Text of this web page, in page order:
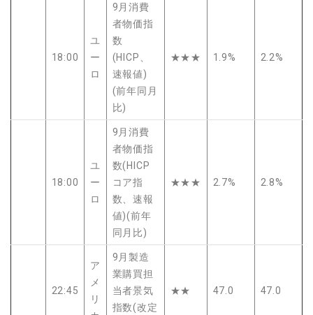
18:00
ユ
ー
ロ
9月消費
者物価指
数
(HICP、
速報値)
(前年同月
比)
★★★ 1.9% 2.2%
18:00
ユ
ー
ロ
9月消費
者物価指
数(HICP
コア指
数、速報
値)(前年
同月比)
★★★ 2.7% 2.8%
22:45
ア
メ
リ
9月製造
業購買担
当者景気
指数(改定
★★ 47.0 47.0